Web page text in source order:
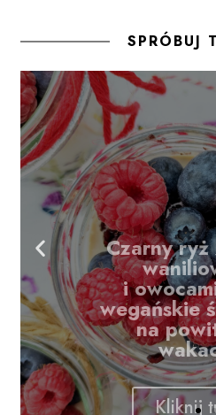
SPRÓBUJ
Czarny ryż
i
wegańskie
na
Kliknij